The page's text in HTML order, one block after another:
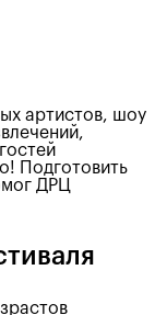
артистов, шоу
Подготовить
ДРЦ